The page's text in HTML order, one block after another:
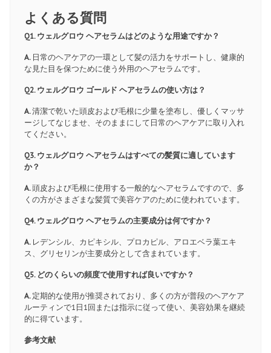
よくある質問
Q1. ウェルグロウ ヘアセラムはどのような用途ですか？
A. 日常のヘアケアの一環として髪の活力をサポートし、健康的
な見た目を保つために使う外用のヘアセラムです。
Q2. ウェルグロウ ゴールド ヘアセラムの使い方は？
A.清潔で乾いた頭皮および毛根に少量を塗布し、優しくマッサ
ージしてなじませ、そのままにして日常のヘアケアに取り入れ
てください。
Q3. ウェルグロウ ヘアセラムはすべての髪質に適しています
か？
A.頭皮および毛根に使用する一般的なヘアセラムですので、多
くの方がさまざまな髪質で美容ケアのために使われています。
Q4. ウェルグロウ ヘアセラムの主要成分は何ですか？
A. レデンシル、カピキシル、プロカピル、アロエベラ葉エキ
ス、グリセリンが主要成分として含まれています。
Q5. どのくらいの頻度で使用すれば良いですか？
A.定期的な使用が推奨されており、多くの方が普段のヘアケア
ルーティンで1日1回または指示に従って使い、美容効果を継続
的に得ています。
参考文献